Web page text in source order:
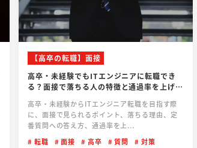
【高卒の転職】面接
高卒・未経験でもITエンジニアに転職でき
る？面接で落ちる人の特徴と通過率を上げる
高卒・未経験からITエンジニア転職を目指す際
に、面接で見られるポイント、落ちる理由、定
番質問への答え方、通過率を上...
転職
面接 高卒 質問
対策